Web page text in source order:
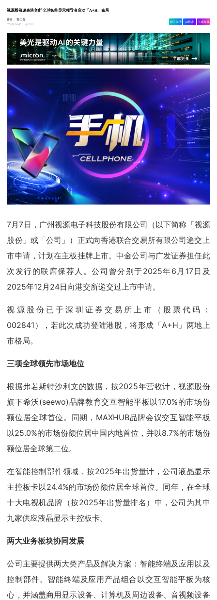
视源股份递表港交所 全球智能显示领导者启动「A+H」布局
作者：黄仁贵
07-08 14:45
7939
相关舆情 AI解读 生成海报
7月7日，广州视源电子科技股份有限公司（以下简称「视源
股份」或「公司」）正式向香港联合交易所有限公司递交上
市申请，计划在主板挂牌上市。中金公司与广发证券担任此
次发行的联席保荐人。公司曾分别于2025年6月17日及
2025年12月24日向港交所递交过上市申请。
视源股份已于深圳证券交易所上市（股票代码：
002841），若此次成功登陆港股，将形成「A+H」两地上
市格局。
三项全球领先市场地位
根据弗若斯特沙利文的数据，按2025年营收计，视源股份
旗下希沃(seewo)品牌教育交互智能平板以17.0%的市场份
额位居全球首位。同期，MAXHUB品牌会议交互智能平板
以25.0%的市场份额位居中国内地首位，并以8.7%的市场份
额位居全球第二位。
在智能控制部件领域，按2025年出货量计，公司液晶显示
主控板卡以24.4%的市场份额位居全球首位。同年，在全球
十大电视机品牌（按2025年出货量排名）中，公司为其中
九家供应液晶显示主控板卡。
两大业务板块协同发展
公司主要提供两大类产品及解决方案：智能终端及应用以及
控制部件。智能终端及应用产品组合以交互智能平板为核
心，并涵盖商用显示设备、计算机及周边设备、音视频设备